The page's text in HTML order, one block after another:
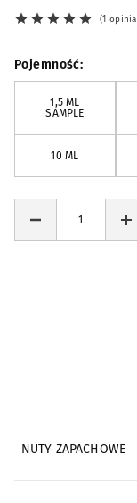
1 opinia
Pojemność
1,5 ML
SAMPLE
10 ML
NUTY ZAPACHOWE